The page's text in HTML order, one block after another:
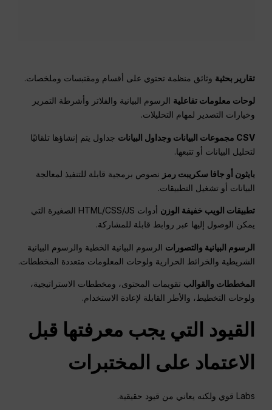
تقارير بحثية وثائق منظمة تحتوي على أقسام ومقتبسات وملخصات.
لوحات معلومات تفاعلية الرسوم البيانية والفلاتر وأشرطة التمرير
وخيارات التصدير لمهام التحليلات.
CSV مجموعات البيانات وجداول البيانات جداول يتم إنشاؤها تلقائيًا
لتحليل البيانات أو تتبعها.
بايثون أو جافا سكريبت رمز نصوص برمجية قابلة للتنفيذ لمعالجة
البيانات أو تشغيل التطبيقات.
تطبيقات الويب خفيفة الوزن
أدوات HTML/CSS/JS الصغيرة التي
يمكن الوصول إليها عبر روابط قابلة للمشاركة.
الرسوم البيانية والتصورات الرسوم البيانية الخطية والرسوم البيانية
الشريطية والخرائط الحرارية ولوحات المعلومات متعددة المخططات.
المخططات والقوالب تقويمات المحتوى، ومخططات الاستراتيجية،
ولوحات التخطيط، والأطر القابلة لإعادة الاستخدام.
القيود التي يجب معرفتها قبل
الاعتماد على المختبرات
Labs قوي ولكنه يعاني من قيود حقيقية.